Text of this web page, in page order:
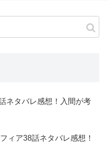
ネタバレ感想！入間が考
ィア38話ネタバレ感想！